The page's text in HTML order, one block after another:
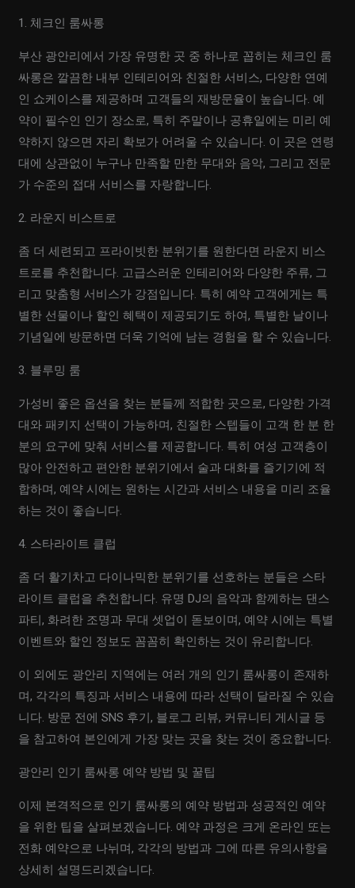
1. 체크인 룸싸롱
부산 광안리에서 가장 유명한 곳 중 하나로 꼽히는 체크인 룸
싸롱은 깔끔한 내부 인테리어와 친절한 서비스, 다양한 연예
인 쇼케이스를 제공하며 고객들의 재방문율이 높습니다. 예
약이 필수인 인기 장소로, 특히 주말이나 공휴일에는 미리 예
약하지 않으면 자리 확보가 어려울 수 있습니다. 이 곳은 연령
대에 상관없이 누구나 만족할 만한 무대와 음악, 그리고 전문
가 수준의 접대 서비스를 자랑합니다.
2. 라운지 비스트로
좀 더 세련되고 프라이빗한 분위기를 원한다면 라운지 비스
트로를 추천합니다. 고급스러운 인테리어와 다양한 주류, 그
리고 맞춤형 서비스가 강점입니다. 특히 예약 고객에게는 특
별한 선물이나 할인 혜택이 제공되기도 하여, 특별한 날이나
기념일에 방문하면 더욱 기억에 남는 경험을 할 수 있습니다.
3. 블루밍 룸
가성비 좋은 옵션을 찾는 분들께 적합한 곳으로, 다양한 가격
대와 패키지 선택이 가능하며, 친절한 스텝들이 고객 한 분 한
분의 요구에 맞춰 서비스를 제공합니다. 특히 여성 고객층이
많아 안전하고 편안한 분위기에서 술과 대화를 즐기기에 적
합하며, 예약 시에는 원하는 시간과 서비스 내용을 미리 조율
하는 것이 좋습니다.
4. 스타라이트 클럽
좀 더 활기차고 다이나믹한 분위기를 선호하는 분들은 스타
라이트 클럽을 추천합니다. 유명 DJ의 음악과 함께하는 댄스
파티, 화려한 조명과 무대 셋업이 돋보이며, 예약 시에는 특별
이벤트와 할인 정보도 꼼꼼히 확인하는 것이 유리합니다.
이 외에도 광안리 지역에는 여러 개의 인기 룸싸롱이 존재하
며, 각각의 특징과 서비스 내용에 따라 선택이 달라질 수 있습
니다. 방문 전에 SNS 후기, 블로그 리뷰, 커뮤니티 게시글 등
을 참고하여 본인에게 가장 맞는 곳을 찾는 것이 중요합니다.
광안리 인기 룸싸롱 예약 방법 및 꿀팁
이제 본격적으로 인기 룸싸롱의 예약 방법과 성공적인 예약
을 위한 팁을 살펴보겠습니다. 예약 과정은 크게 온라인 또는
전화 예약으로 나뉘며, 각각의 방법과 그에 따른 유의사항을
상세히 설명드리겠습니다.